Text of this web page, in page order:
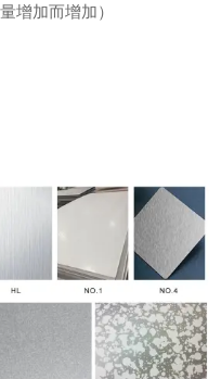
增加而增加）